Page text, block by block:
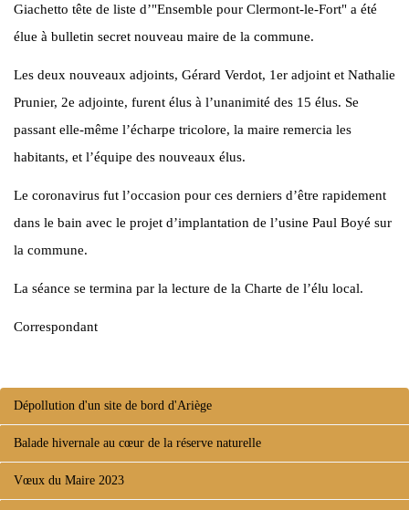
Giachetto tête de liste d’"Ensemble pour Clermont-le-Fort" a été
élue à bulletin secret nouveau maire de la commune.
Les deux nouveaux adjoints, Gérard Verdot, 1er adjoint et Nathalie
Prunier, 2e adjointe, furent élus à l’unanimité des 15 élus. Se
passant elle-même l’écharpe tricolore, la maire remercia les
habitants, et l’équipe des nouveaux élus.
Le coronavirus fut l’occasion pour ces derniers d’être rapidement
dans le bain avec le projet d’implantation de l’usine Paul Boyé sur
la commune.
La séance se termina par la lecture de la Charte de l’élu local.
Correspondant
Dépollution d'un site de bord d'Ariège
Balade hivernale au cœur de la réserve naturelle
Vœux du Maire 2023